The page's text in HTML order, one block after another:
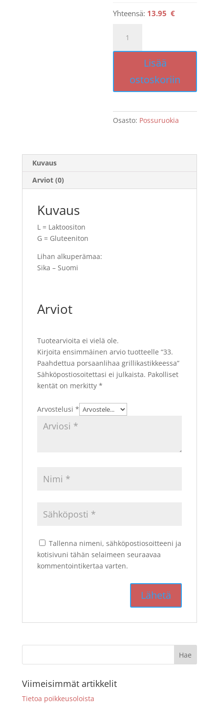
Yhteensä: 13.95 €
Paahdettua
porsaanlihaa
grillikastikkeessa
Lisää
ostoskoriin
Osasto: Possuruokia
Kuvaus
Arviot (0)
Kuvaus
L = Laktoositon
G = Gluteeniton
Lihan alkuperämaa:
Sika – Suomi
Arviot
Tuotearvioita ei vielä ole.
Kirjoita ensimmäinen arvio tuotteelle “33.
Paahdettua porsaanlihaa grillikastikkeessa”
Sähköpostiosoitettasi ei julkaista. Pakolliset
kentät on merkitty *
Arvostelusi *
Tallenna nimeni, sähköpostiosoitteeni ja
kotisivuni tähän selaimeen seuraavaa
kommentointikertaa varten.
Viimeisimmät artikkelit
Tietoa poikkeusoloista